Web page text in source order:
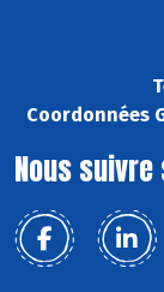
Coordonnées
Nous